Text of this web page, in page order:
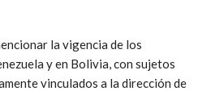
la vigencia de los
y en Bolivia, con sujetos
vinculados a la dirección de